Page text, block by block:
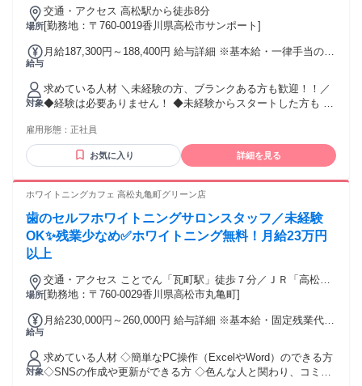
場所
交通・アクセス 高松駅から徒歩8分
[勤務地：〒760-0019香川県高松市サンポート]
給与
月給187,300円～188,400円 給与詳細 ※基本給・一律手当の総
全員に一律で支払われる通勤・皆勤・家族手当金額：なし 全
員に一律で支払われるその他手当金額：あり 1ヶ月あたり2万
3000円 〜 2万4100円 ◆昇給年1回 ◆賞与年2回（基本給2.4ヶ
月分） ・一律手当詳細 ■フェリー手当：７０００円 ■食事手
■通勤手当：月5000円
対象
求めている人材 ＼未経験の方、ブランクある方も歓迎！！／
◆経験は必要ありません！ ◆未経験からスタートした方も 今
方、大歓迎！ ￣￣￣￣￣￣￣￣￣￣￣￣￣￣￣￣￣￣￣￣ ＊
明るい元気なお客様対応を 心がけることができる方 ＊お話を
するのが好きな方 ＊時間を守って業務に取り組める方 （船の
志望動機は？ ￣￣￣￣￣￣￣￣￣￣￣￣￣￣￣￣￣￣￣￣ ＊
が好き！」 「接客が得意！」 など、理由はさまざま♪ ＊ブラ
ンクからの仕事復帰も応援するので 気兼ねなく挑戦して下さ
いね☆
雇用形態： 正社員
お気に入り 詳細を見る
ホワイトニングカフェ 高松丸亀町グリーン店
歯のセルフホワイトニングサロンスタッフ／未経験
OK✨残業少なめ✅ホワイトニング無料！月給23万円
以上
場所
交通・アクセス ことでん「瓦町駅」徒歩７分／ＪＲ「高松
駅」徒歩１５分
[勤務地：〒760-0029香川県高松市丸亀町]
給与
月給230,000円～260,000円 給与詳細 ※基本給・固定残業代の
あり 1ヶ月あたり2万6000円（固定残業時間：1ヶ月あたり17
時間） 固定残業時間を超えた勤務時間については別途残業代
を支給する 【一律手当】 全員に一律で支払われる通勤・皆
対象
求めている人材 ◇簡単なPC操作（ExcelやWord）のできる方
◇SNSの作成や更新ができる方 ◇色んな人と関わり、コミュ